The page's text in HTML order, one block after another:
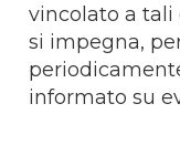
vincolato a tali
si impegna,
informato su